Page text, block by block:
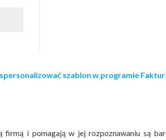
szablon w programie
i pomagają w jej rozpoznawaniu są